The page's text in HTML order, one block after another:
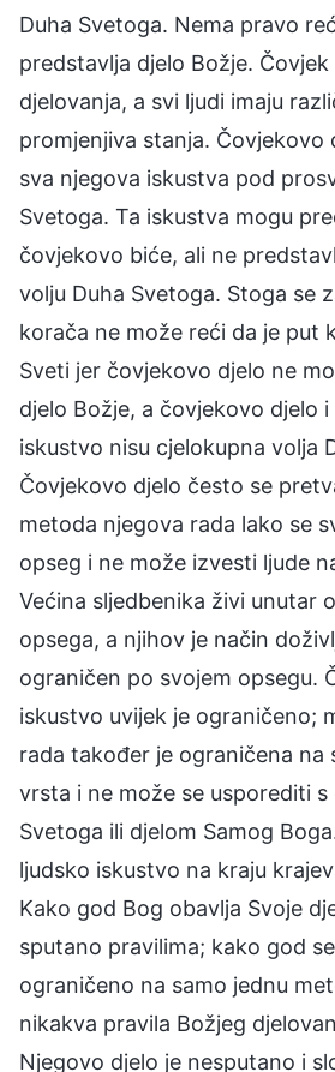
Duha Svetoga. Nema pravo
predstavlja djelo Božje.
djelovanja, a svi ljudi imaju
promjenjiva stanja. Čovjekovo
sva njegova iskustva pod
Svetoga. Ta iskustva mogu
čovjekovo biće, ali ne
volju Duha Svetoga. Stoga se
korača ne može reći da je put
Sveti jer čovjekovo djelo ne
djelo Božje, a čovjekovo djelo
iskustvo nisu cjelokupna volja
Čovjekovo djelo često se
metoda njegova rada lako se
opseg i ne može izvesti ljude
Većina sljedbenika živi unutar
opsega, a njihov je način
ograničen po svojem opsegu.
iskustvo uvijek je ograničeno;
rada također je ograničena na
vrsta i ne može se usporediti s
Svetoga ili djelom Samog
ljudsko iskustvo na kraju
Kako god Bog obavlja Svoje
sputano pravilima; kako god
ograničeno na samo jednu
nikakva pravila Božjeg
Njegovo djelo je nesputano i